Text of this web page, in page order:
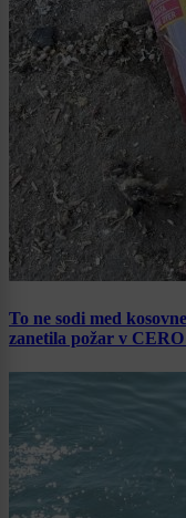
To ne sodi med
zanetila požar v